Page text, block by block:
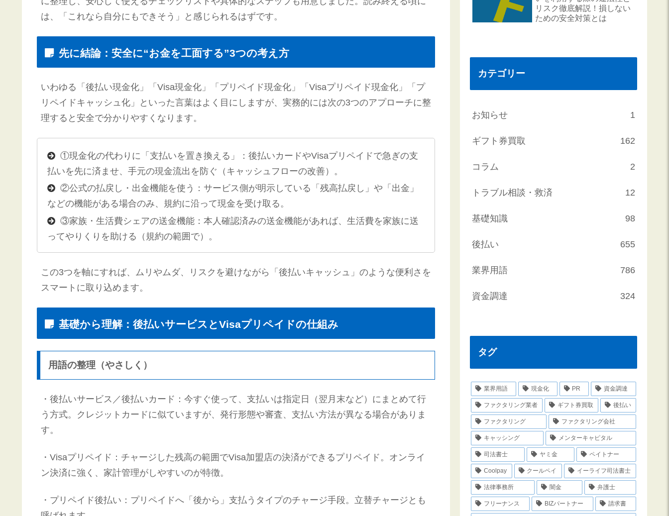
は、「これなら自分にもできそう」と感じられるはずです。
先に結論：安全に“お金を工面する”3つの考え方
いわゆる「後払い現金化」「Visa現金化」「プリペイド現金化」「Visaプリペイド現金化」「プ
リペイドキャッシュ化」といった言葉はよく目にしますが、実務的には次の3つのアプローチに整
理すると安全で分かりやすくなります。
①現金化の代わりに「支払いを置き換える」：後払いカードやVisaプリペイドで急ぎの支
払いを先に済ませ、手元の現金流出を防ぐ（キャッシュフローの改善）。
②公式の払戻し・出金機能を使う：サービス側が明示している「残高払戻し」や「出金」
などの機能がある場合のみ、規約に沿って現金を受け取る。
③家族・生活費シェアの送金機能：本人確認済みの送金機能があれば、生活費を家族に送
ってやりくりを助ける（規約の範囲で）。
この3つを軸にすれば、ムリやムダ、リスクを避けながら「後払いキャッシュ」のような便利さを
スマートに取り込めます。
基礎から理解：後払いサービスとVisaプリペイドの仕組み
用語の整理（やさしく）
・後払いサービス／後払いカード：今すぐ使って、支払いは指定日（翌月末など）にまとめて行
う方式。クレジットカードに似ていますが、発行形態や審査、支払い方法が異なる場合がありま
す。
・Visaプリペイド：チャージした残高の範囲でVisa加盟店の決済ができるプリペイド。オンライ
ン決済に強く、家計管理がしやすいのが特徴。
・プリペイド後払い：プリペイドへ「後から」支払うタイプのチャージ手段。立替チャージとも
リスク徹底解説！損しない
ための安全対策とは
カテゴリー
お知らせ 1
ギフト券買取 162
コラム 2
トラブル相談・救済 12
基礎知識 98
後払い 655
業界用語 786
資金調達 324
タグ
業界用語 現金化 PR 資金調達
ファクタリング業者 ギフト券買取 後払い
ファクタリング ファクタリング会社
キャッシング メンターキャピタル
司法書士 ヤミ金 ペイトナー
Coolpay クールペイ イーライフ司法書士
法律事務所 闇金 弁護士
フリーナンス BIZパートナー 請求書